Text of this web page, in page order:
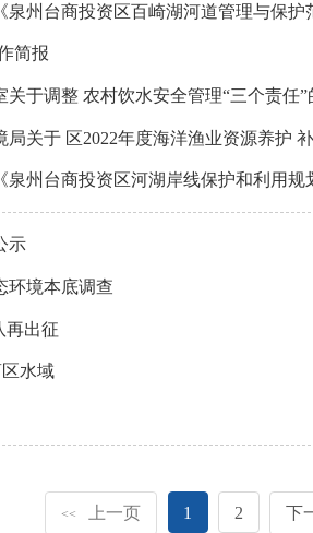
州台商投资区百崎湖河道管理与保护
简报
于调整 农村饮水安全管理“三个责任”
关于 区2022年度海洋渔业资源养护
州台商投资区河湖岸线保护和利用规
示
环境本底调查
再出征
水域
<< 上一页 1 2 下